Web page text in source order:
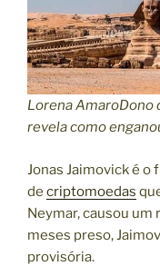
Lorena AmaroDono
revela como
Jonas Jaimovick é o
de criptomoedas
Neymar, causou um
meses preso,
provisória.